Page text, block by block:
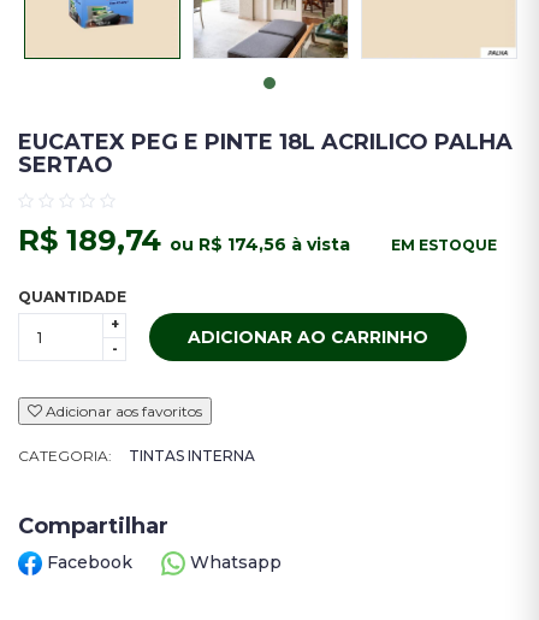
EUCATEX PEG E PINTE 18L ACRILICO PALHA
SERTAO
R$ 189,74 ou R$ 174,56 à vista EM ESTOQUE
QUANTIDADE
+
-
ADICIONAR AO CARRINHO
Adicionar aos favoritos
CATEGORIA: TINTAS INTERNA
Compartilhar
Facebook Whatsapp